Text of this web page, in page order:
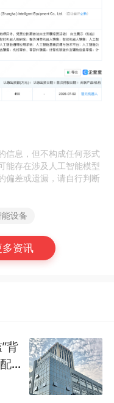
信息，但不构成任何形式
能存在涉及人工智能模型
偏差或遗漏，请自行判断
能设备
资讯
背